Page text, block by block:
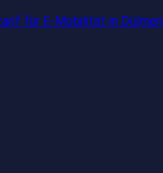
für E-Mobilität in Dülmen